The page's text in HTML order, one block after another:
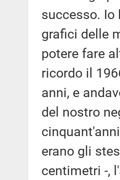
successo.
grafici delle
potere fare
ricordo il
anni, e
del nostro
erano gli
centimetri -,